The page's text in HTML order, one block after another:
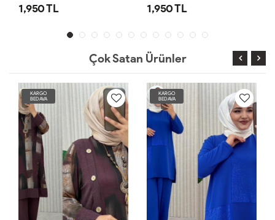
1,950 TL 1,950 TL
Çok Satan Ürünler
KARGO
BEDAVA
KARGO
BEDAVA